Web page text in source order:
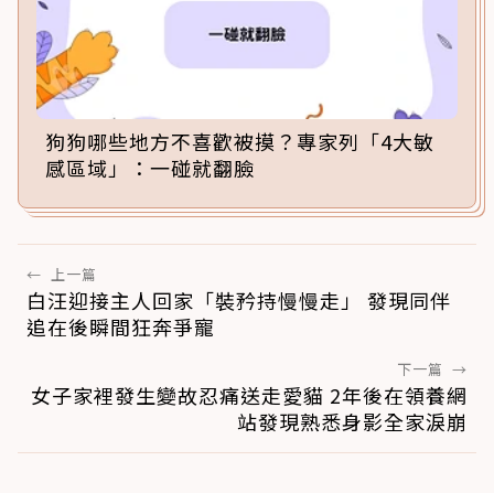
狗狗哪些地方不喜歡被摸？專家列「4大敏
感區域」：一碰就翻臉
← 上一篇
白汪迎接主人回家「裝矜持慢慢走」 發現同伴
追在後瞬間狂奔爭寵
下一篇 →
女子家裡發生變故忍痛送走愛貓 2年後在領養網
站發現熟悉身影全家淚崩